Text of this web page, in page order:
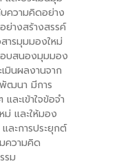
ความคิดอย่าง
ย่างสร้างสรรค์
รมุมมองใหม่
อบสนองมุมมอง
มินผลงานจาก
ฒนา มีการ
ละเข้าใจข้อจํา
ม่ และให้มอง
ละการประยุกต์
ความคิด
รม